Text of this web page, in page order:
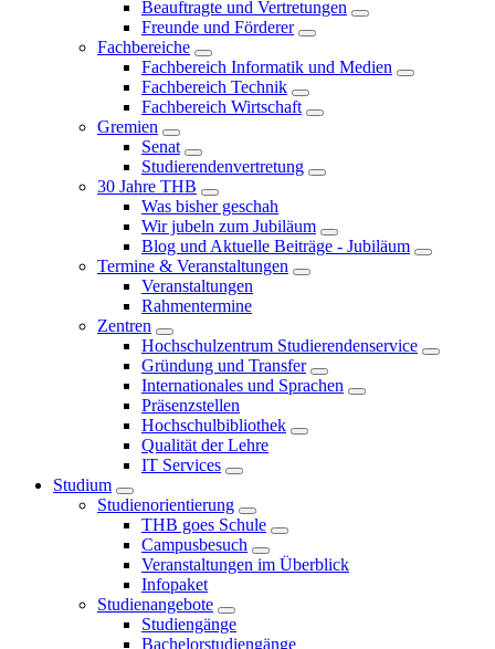
Beauftragte und Vertretungen
Freunde und Förderer
Fachbereiche
Fachbereich Informatik und Medien
Fachbereich Technik
Fachbereich Wirtschaft
Gremien
Senat
Studierendenvertretung
30 Jahre THB
Was bisher geschah
Wir jubeln zum Jubiläum
Blog und Aktuelle Beiträge - Jubiläum
Termine & Veranstaltungen
Veranstaltungen
Rahmentermine
Zentren
Hochschulzentrum Studierendenservice
Gründung und Transfer
Internationales und Sprachen
Präsenzstellen
Hochschulbibliothek
Qualität der Lehre
IT Services
Studium
Studienorientierung
THB goes Schule
Campusbesuch
Veranstaltungen im Überblick
Infopaket
Studienangebote
Studiengänge
Bachelorstudiengänge